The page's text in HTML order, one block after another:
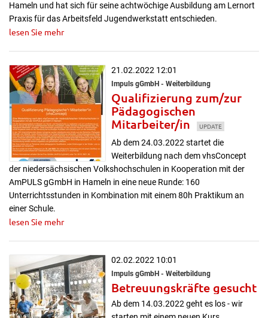
Hameln und hat sich für seine achtwöchige Ausbildung am Lernort
Praxis für das Arbeitsfeld Jugendwerkstatt entschieden.
lesen Sie mehr
21.02.2022 12:01
Impuls gGmbH - Weiterbildung
Qualifizierung zum/zur
Pädagogischen
Mitarbeiter/in
UPDATE
Ab dem 24.03.2022 startet die
Weiterbildung nach dem vhsConcept
der niedersächsischen Volkshochschulen in Kooperation mit der
AmPULS gGmbH in Hameln in eine neue Runde: 160
Unterrichtsstunden in Kombination mit einem 80h Praktikum an
einer Schule.
lesen Sie mehr
02.02.2022 10:01
Impuls gGmbH - Weiterbildung
Betreuungskräfte gesucht
Ab dem 14.03.2022 geht es los - wir